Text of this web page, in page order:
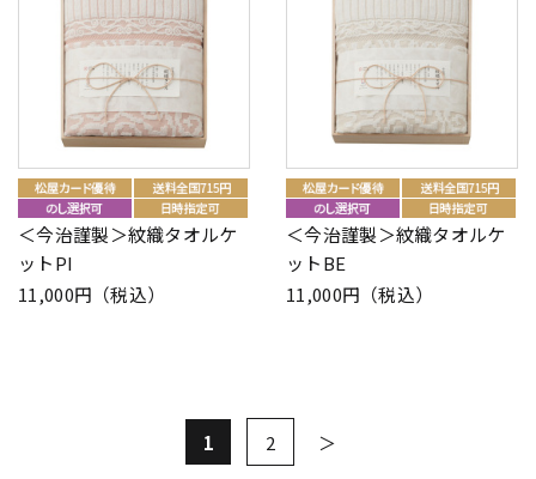
＜今治謹製＞紋織タオルケ
ットPI
11,000円（税込）
＜今治謹製＞紋織タオルケ
ットBE
11,000円（税込）
1 2